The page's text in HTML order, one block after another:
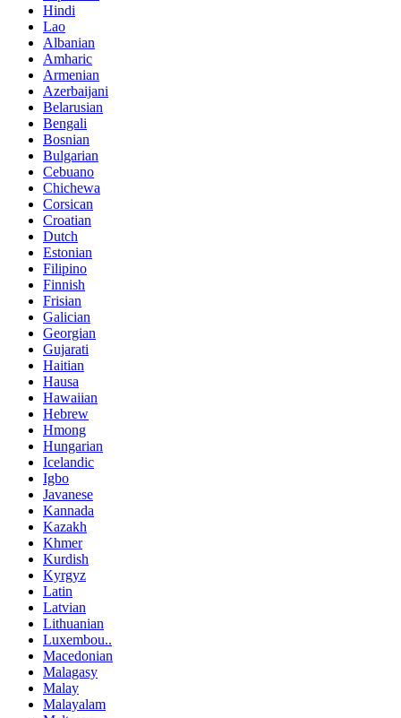
Hindi
Lao
Albanian
Amharic
Armenian
Azerbaijani
Belarusian
Bengali
Bosnian
Bulgarian
Cebuano
Chichewa
Corsican
Croatian
Dutch
Estonian
Filipino
Finnish
Frisian
Galician
Georgian
Gujarati
Haitian
Hausa
Hawaiian
Hebrew
Hmong
Hungarian
Icelandic
Igbo
Javanese
Kannada
Kazakh
Khmer
Kurdish
Kyrgyz
Latin
Latvian
Lithuanian
Luxembou..
Macedonian
Malagasy
Malay
Malayalam